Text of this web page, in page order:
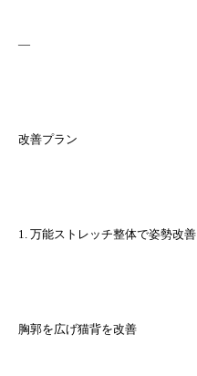
—
改善プラン
1. 万能ストレッチ整体で姿勢改善
胸郭を広げ猫背を改善